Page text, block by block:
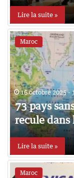
Lire la suite »
Maroc
16 octobre 2025 -
73 pays
recule
Lire la suite »
Maroc